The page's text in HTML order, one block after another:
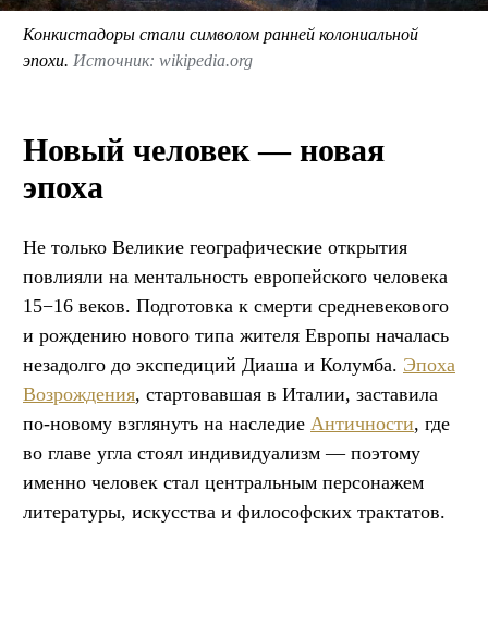
Конкистадоры стали символом ранней колониальной
эпохи. Источник: wikipedia.org
Новый человек — новая
эпоха
Не только Великие географические открытия
повлияли на ментальность европейского человека
15−16 веков. Подготовка к смерти средневекового
и рождению нового типа жителя Европы началась
незадолго до экспедиций Диаша и Колумба. Эпоха
Возрождения, стартовавшая в Италии, заставила
по-новому взглянуть на наследие Античности, где
во главе угла стоял индивидуализм — поэтому
именно человек стал центральным персонажем
литературы, искусства и философских трактатов.